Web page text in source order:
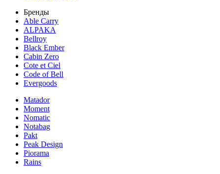
Бренды
Able Carry
ALPAKA
Bellroy
Black Ember
Cabin Zero
Cote et Ciel
Code of Bell
Evergoods
Matador
Moment
Nomatic
Notabag
Pakt
Peak Design
Piorama
Rains